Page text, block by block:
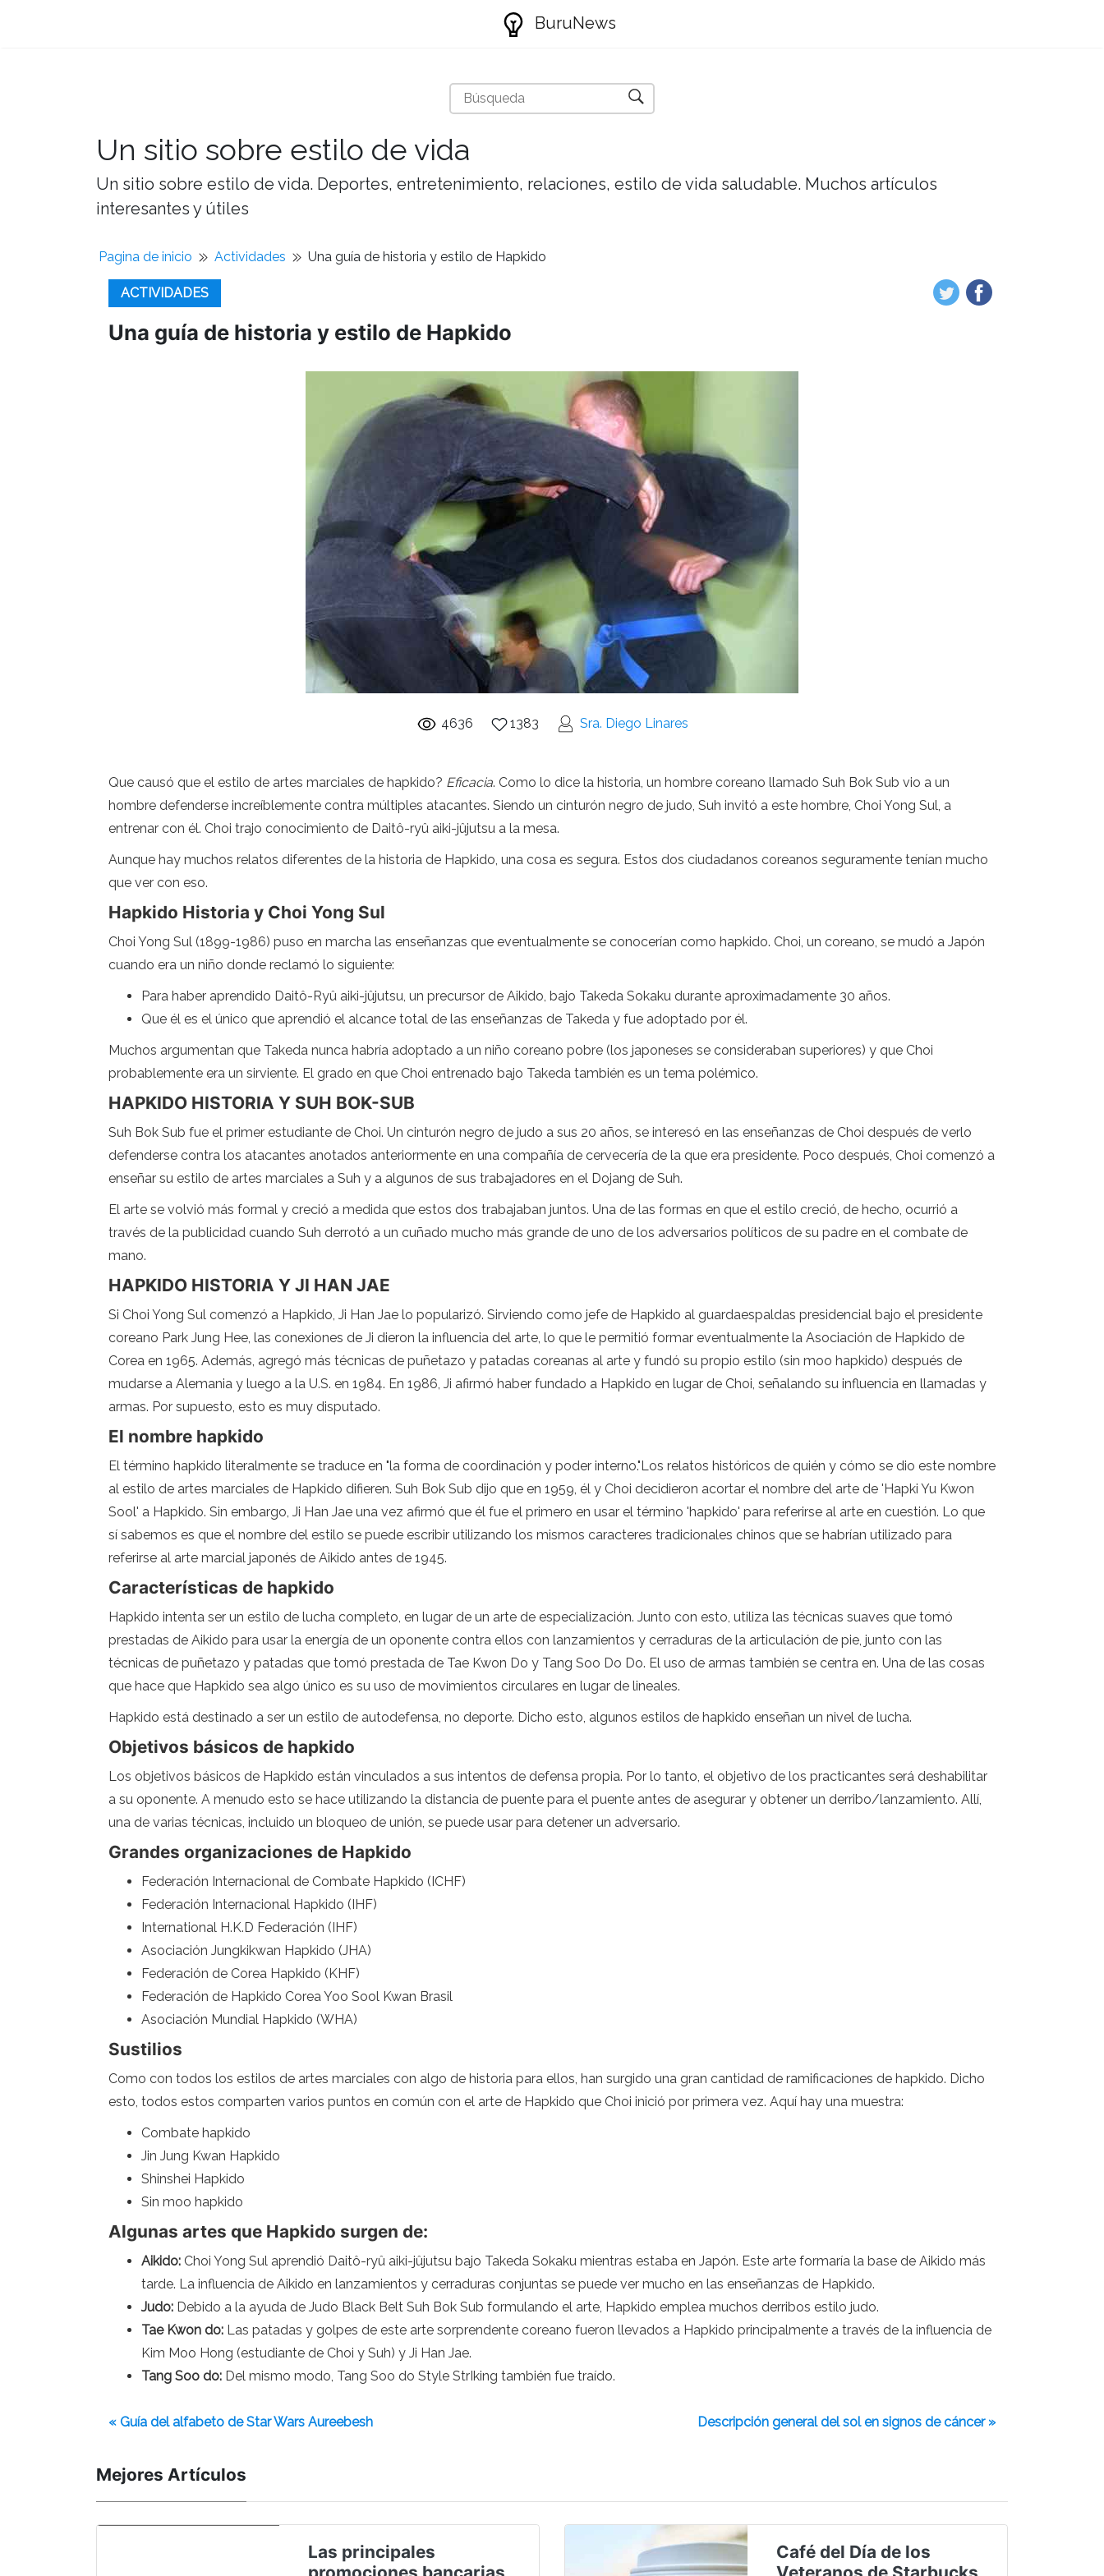
BuruNews
Un sitio sobre estilo de vida
Un sitio sobre estilo de vida. Deportes, entretenimiento, relaciones, estilo de vida saludable. Muchos artículos
interesantes y útiles
Pagina de inicio Actividades Una guía de historia y estilo de Hapkido
ACTIVIDADES
Una guía de historia y estilo de Hapkido
4636 1383 Sra. Diego Linares
Que causó que el estilo de artes marciales de hapkido? Eficacia. Como lo dice la historia, un hombre coreano llamado Suh Bok Sub vio a un
hombre defenderse increíblemente contra múltiples atacantes. Siendo un cinturón negro de judo, Suh invitó a este hombre, Choi Yong Sul, a
entrenar con él. Choi trajo conocimiento de Daitô-ryû aiki-jûjutsu a la mesa.
Aunque hay muchos relatos diferentes de la historia de Hapkido, una cosa es segura. Estos dos ciudadanos coreanos seguramente tenían mucho
que ver con eso.
Hapkido Historia y Choi Yong Sul
Choi Yong Sul (1899-1986) puso en marcha las enseñanzas que eventualmente se conocerían como hapkido. Choi, un coreano, se mudó a Japón
cuando era un niño donde reclamó lo siguiente:
Para haber aprendido Daitô-Ryû aiki-jûjutsu, un precursor de Aikido, bajo Takeda Sokaku durante aproximadamente 30 años.
Que él es el único que aprendió el alcance total de las enseñanzas de Takeda y fue adoptado por él.
Muchos argumentan que Takeda nunca habría adoptado a un niño coreano pobre (los japoneses se consideraban superiores) y que Choi
probablemente era un sirviente. El grado en que Choi entrenado bajo Takeda también es un tema polémico.
HAPKIDO HISTORIA Y SUH BOK-SUB
Suh Bok Sub fue el primer estudiante de Choi. Un cinturón negro de judo a sus 20 años, se interesó en las enseñanzas de Choi después de verlo
defenderse contra los atacantes anotados anteriormente en una compañía de cervecería de la que era presidente. Poco después, Choi comenzó a
enseñar su estilo de artes marciales a Suh y a algunos de sus trabajadores en el Dojang de Suh.
El arte se volvió más formal y creció a medida que estos dos trabajaban juntos. Una de las formas en que el estilo creció, de hecho, ocurrió a
través de la publicidad cuando Suh derrotó a un cuñado mucho más grande de uno de los adversarios políticos de su padre en el combate de
mano.
HAPKIDO HISTORIA Y JI HAN JAE
Si Choi Yong Sul comenzó a Hapkido, Ji Han Jae lo popularizó. Sirviendo como jefe de Hapkido al guardaespaldas presidencial bajo el presidente
coreano Park Jung Hee, las conexiones de Ji dieron la influencia del arte, lo que le permitió formar eventualmente la Asociación de Hapkido de
Corea en 1965. Además, agregó más técnicas de puñetazo y patadas coreanas al arte y fundó su propio estilo (sin moo hapkido) después de
mudarse a Alemania y luego a la U.S. en 1984. En 1986, Ji afirmó haber fundado a Hapkido en lugar de Choi, señalando su influencia en llamadas y
armas. Por supuesto, esto es muy disputado.
El nombre hapkido
El término hapkido literalmente se traduce en "la forma de coordinación y poder interno."Los relatos históricos de quién y cómo se dio este nombre
al estilo de artes marciales de Hapkido difieren. Suh Bok Sub dijo que en 1959, él y Choi decidieron acortar el nombre del arte de 'Hapki Yu Kwon
Sool' a Hapkido. Sin embargo, Ji Han Jae una vez afirmó que él fue el primero en usar el término 'hapkido' para referirse al arte en cuestión. Lo que
sí sabemos es que el nombre del estilo se puede escribir utilizando los mismos caracteres tradicionales chinos que se habrían utilizado para
referirse al arte marcial japonés de Aikido antes de 1945.
Características de hapkido
Hapkido intenta ser un estilo de lucha completo, en lugar de un arte de especialización. Junto con esto, utiliza las técnicas suaves que tomó
prestadas de Aikido para usar la energía de un oponente contra ellos con lanzamientos y cerraduras de la articulación de pie, junto con las
técnicas de puñetazo y patadas que tomó prestada de Tae Kwon Do y Tang Soo Do Do. El uso de armas también se centra en. Una de las cosas
que hace que Hapkido sea algo único es su uso de movimientos circulares en lugar de lineales.
Hapkido está destinado a ser un estilo de autodefensa, no deporte. Dicho esto, algunos estilos de hapkido enseñan un nivel de lucha.
Objetivos básicos de hapkido
Los objetivos básicos de Hapkido están vinculados a sus intentos de defensa propia. Por lo tanto, el objetivo de los practicantes será deshabilitar
a su oponente. A menudo esto se hace utilizando la distancia de puente para el puente antes de asegurar y obtener un derribo/lanzamiento. Allí,
una de varias técnicas, incluido un bloqueo de unión, se puede usar para detener un adversario.
Grandes organizaciones de Hapkido
Federación Internacional de Combate Hapkido (ICHF)
Federación Internacional Hapkido (IHF)
International H.K.D Federación (IHF)
Asociación Jungkikwan Hapkido (JHA)
Federación de Corea Hapkido (KHF)
Federación de Hapkido Corea Yoo Sool Kwan Brasil
Asociación Mundial Hapkido (WHA)
Sustilios
Como con todos los estilos de artes marciales con algo de historia para ellos, han surgido una gran cantidad de ramificaciones de hapkido. Dicho
esto, todos estos comparten varios puntos en común con el arte de Hapkido que Choi inició por primera vez. Aquí hay una muestra:
Combate hapkido
Jin Jung Kwan Hapkido
Shinshei Hapkido
Sin moo hapkido
Algunas artes que Hapkido surgen de:
Aikido: Choi Yong Sul aprendió Daitô-ryû aiki-jûjutsu bajo Takeda Sokaku mientras estaba en Japón. Este arte formaría la base de Aikido más
tarde. La influencia de Aikido en lanzamientos y cerraduras conjuntas se puede ver mucho en las enseñanzas de Hapkido.
Judo: Debido a la ayuda de Judo Black Belt Suh Bok Sub formulando el arte, Hapkido emplea muchos derribos estilo judo.
Tae Kwon do: Las patadas y golpes de este arte sorprendente coreano fueron llevados a Hapkido principalmente a través de la influencia de
Kim Moo Hong (estudiante de Choi y Suh) y Ji Han Jae.
Tang Soo do: Del mismo modo, Tang Soo do Style StrIking también fue traído.
« Guía del alfabeto de Star Wars Aureebesh Descripción general del sol en signos de cáncer »
Mejores Artículos
Las principales
Café del Día de los